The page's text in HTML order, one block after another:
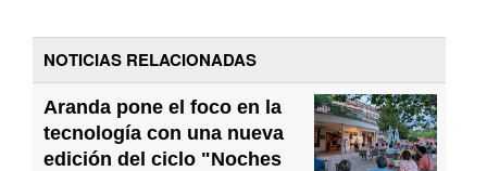
NOTICIAS RELACIONADAS
Aranda pone el foco en la
tecnología con una nueva
edición del ciclo "Noches